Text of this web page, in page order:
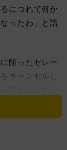
につれて何か
ったわ」と語
陥ったセレー
キャンセルし